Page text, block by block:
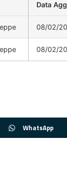
Data
08/02/
08/02/
WhatsApp